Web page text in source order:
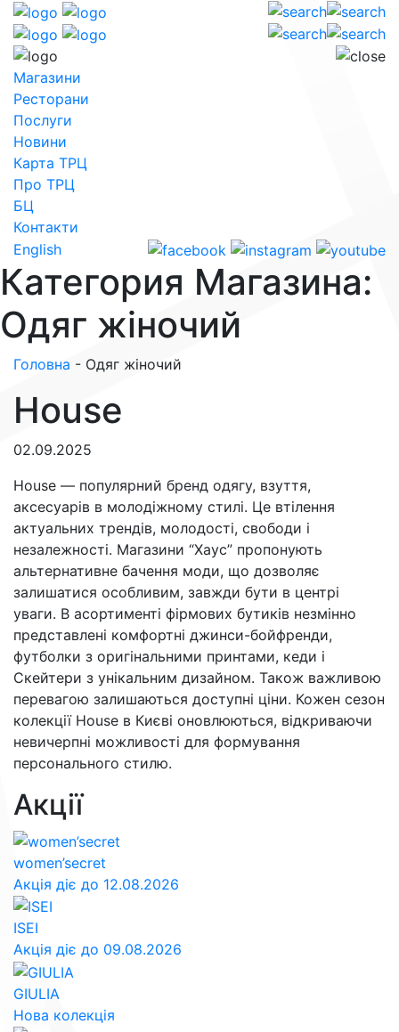
Магазини
Ресторани
Послуги
Новини
Карта ТРЦ
Про ТРЦ
БЦ
Контакти
English
Категория Магазина:
Одяг жіночий
Головна - Одяг жіночий
House
02.09.2025
House — популярний бренд одягу, взуття,
аксесуарів в молодіжному стилі. Це втілення
актуальних трендів, молодості, свободи і
незалежності. Магазини “Хаус” пропонують
альтернативне бачення моди, що дозволяє
залишатися особливим, завжди бути в центрі
уваги. В асортименті фірмових бутиків незмінно
представлені комфортні джинси-бойфренди,
футболки з оригінальними принтами, кеди і
Скейтери з унікальним дизайном. Також важливою
перевагою залишаються доступні ціни. Кожен сезон
колекції House в Києві оновлюються, відкриваючи
невичерпні можливості для формування
персонального стилю.
Акції
women’secret
Акція діє до 12.08.2026
ISEI
Акція діє до 09.08.2026
GIULIA
Нова колекція